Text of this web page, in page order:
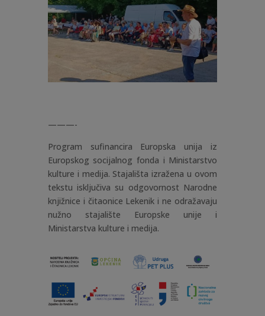
———-
Program sufinancira Europska unija iz
Europskog socijalnog fonda i Ministarstvo
kulture i medija. Stajališta izražena u ovom
tekstu isključiva su odgovornost Narodne
knjižnice i čitaonice Lekenik i ne odražavaju
nužno stajalište Europske unije i
Ministarstva kulture i medija.